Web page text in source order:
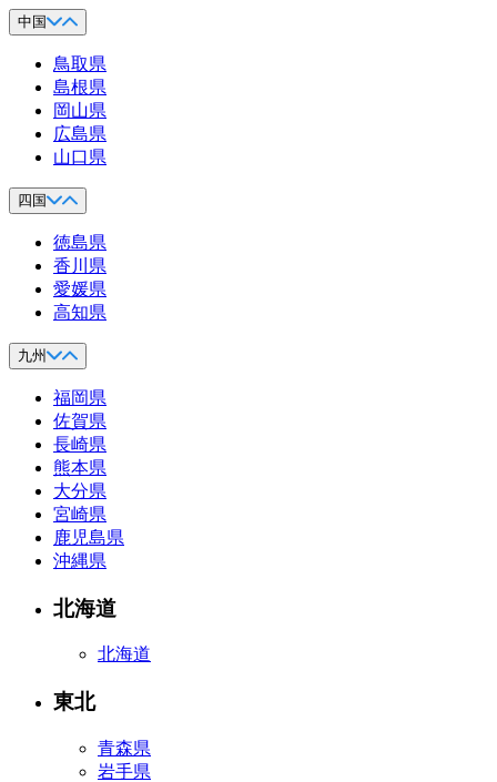
中国
鳥取県
島根県
岡山県
広島県
山口県
四国
徳島県
香川県
愛媛県
高知県
九州
福岡県
佐賀県
長崎県
熊本県
大分県
宮崎県
鹿児島県
沖縄県
北海道
北海道
東北
青森県
岩手県